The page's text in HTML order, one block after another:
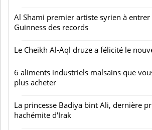
Al Shami premier artiste syrien à entrer
Guinness des records
Le Cheikh Al-Aql druze a félicité le
6 aliments industriels malsains que
plus acheter
La princesse Badiya bint Ali, dernière
hachémite d'Irak